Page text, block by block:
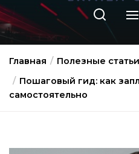
Главная
Полезные статьи
Пошаговый гид: как
самостоятельно